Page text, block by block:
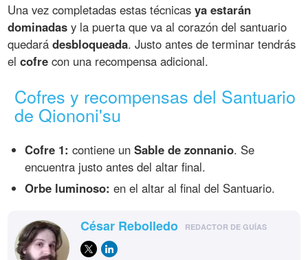
Una vez completadas estas técnicasya estarán
dominadas y la puerta que va al corazón del santuario
quedarádesbloqueada. Justo antes de terminar tendrás
elcofre con una recompensa adicional.
Cofres y recompensas del Santuario
de Qiononi'su
Cofre 1: contiene unSable de zonnanio. Se
encuentra justo antes del altar final.
Orbe luminoso: en el altar al final del Santuario.
César Rebolledo REDACTOR DE GUÍAS